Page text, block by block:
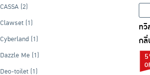
CASSA (2)
Clawset (1)
Cyberland (1)
Dazzle Me (1)
Deo-toilet (1)
ทวิ
กลิ่